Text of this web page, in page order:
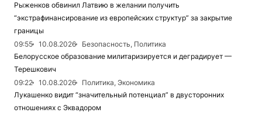
Рыженков обвинил Латвию в желании получить
“экстрафинансирование из европейских структур” за закрытие
границы
09:55
10.08.2026
Безопасность, Политика
Белорусское образование милитаризируется и деградирует —
Терешкович
09:22
10.08.2026
Политика, Экономика
Лукашенко видит “значительный потенциал” в двусторонних
отношениях с Эквадором